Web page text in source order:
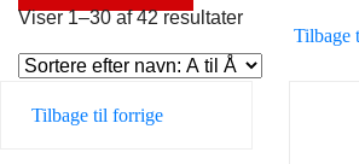
Tilbage
Viser 1–30 af 42 resultater
Tilbage til forrige